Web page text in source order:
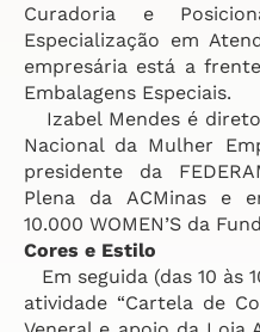
Curadoria e
Especialização em
empresária está a
Embalagens Especiais.
Izabel Mendes é
Nacional da Mulher
presidente da
Plena da ACMinas e
10.000 WOMEN’S da
Cores e Estilo
Em seguida (das 10 às
atividade “Cartela de